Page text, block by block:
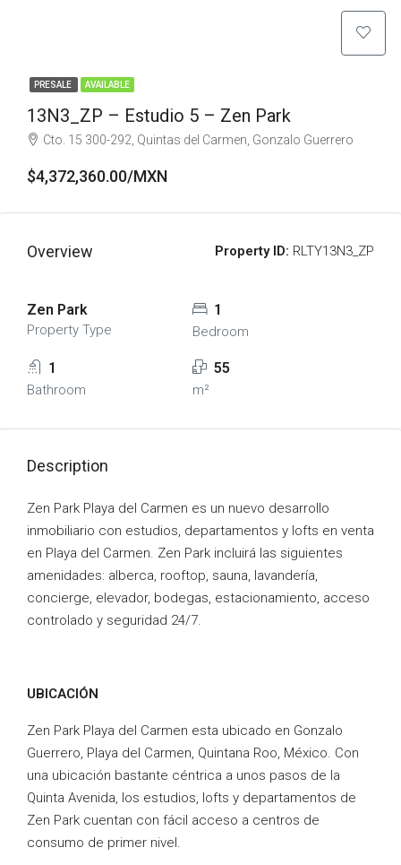
PRESALE AVAILABLE
13N3_ZP – Estudio 5 – Zen Park
Cto. 15 300-292, Quintas del Carmen, Gonzalo Guerrero
$4,372,360.00/MXN
Overview Property ID: RLTY13N3_ZP
Zen Park
Property Type
1
Bedroom
1
Bathroom
55
m²
Description
Zen Park Playa del Carmen es un nuevo desarrollo
inmobiliario con estudios, departamentos y lofts en venta
en Playa del Carmen. Zen Park incluirá las siguientes
amenidades: alberca, rooftop, sauna, lavandería,
concierge, elevador, bodegas, estacionamiento, acceso
controlado y seguridad 24/7.
UBICACIÓN
Zen Park Playa del Carmen esta ubicado en Gonzalo
Guerrero, Playa del Carmen, Quintana Roo, México. Con
una ubicación bastante céntrica a unos pasos de la
Quinta Avenida, los estudios, lofts y departamentos de
Zen Park cuentan con fácil acceso a centros de
consumo de primer nivel.